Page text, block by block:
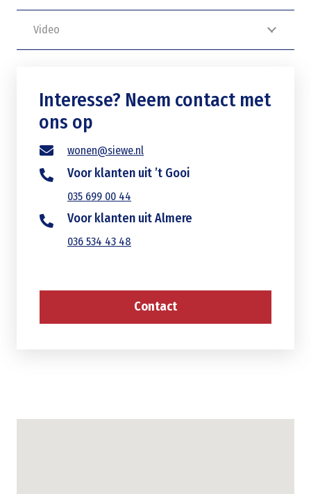
Video
Interesse? Neem contact met
ons op
wonen@siewe.nl
Voor klanten uit ’t Gooi
035 699 00 44
Voor klanten uit Almere
036 534 43 48
Contact